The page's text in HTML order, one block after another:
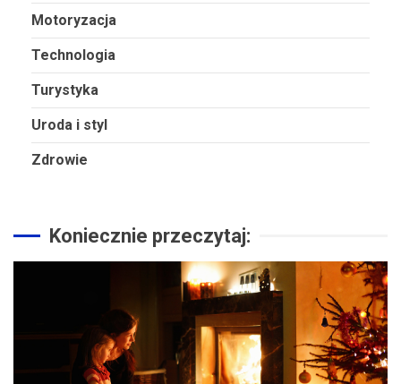
Motoryzacja
Technologia
Turystyka
Uroda i styl
Zdrowie
Koniecznie przeczytaj: